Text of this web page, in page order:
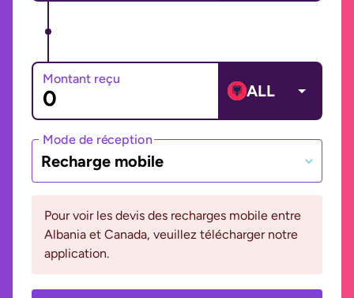
Montant reçu
ALL
Mode de réception
Recharge mobile
Pour voir les devis des recharges mobile entre
Albania et Canada, veuillez télécharger notre
application.